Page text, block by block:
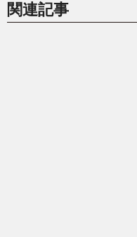
関連記事